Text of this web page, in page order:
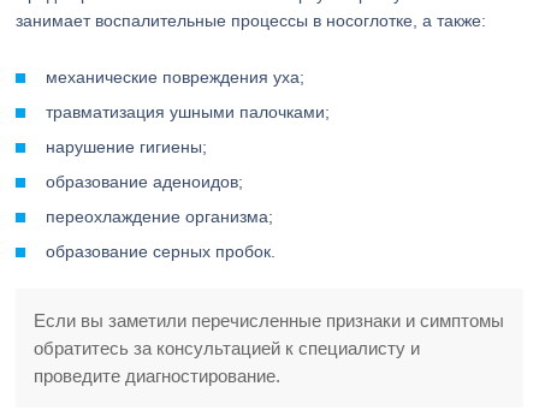
занимает воспалительные процессы в носоглотке, а также:
механические повреждения уха;
травматизация ушными палочками;
нарушение гигиены;
образование аденоидов;
переохлаждение организма;
образование серных пробок.
Если вы заметили перечисленные признаки и симптомы
обратитесь за консультацией к специалисту и
проведите диагностирование.